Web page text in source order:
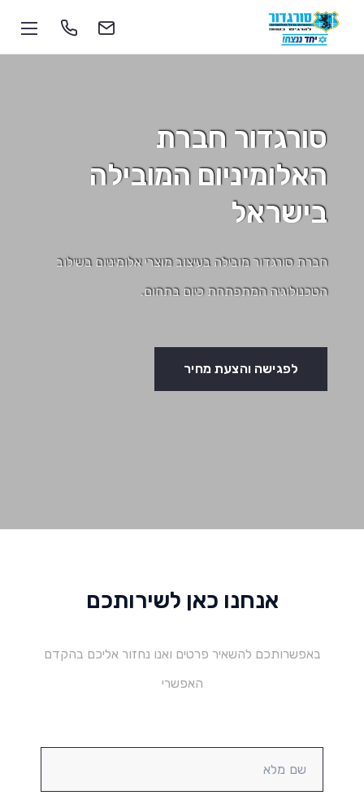
סורגדור חברת
האלומיניום המובילה
בישראל
חברת סורגדור מובילה בעיצוב מוצרי אלומיניום בשילוב
הטכנולוגיה המתפתחת כיום בתחום.
לפגישה והצעת מחיר
אנחנו כאן לשירותכם
באפשרותכם להשאיר פרטים ואנו נחזור אליכם בהקדם
האפשרי
soragdoor@soragdoor.com